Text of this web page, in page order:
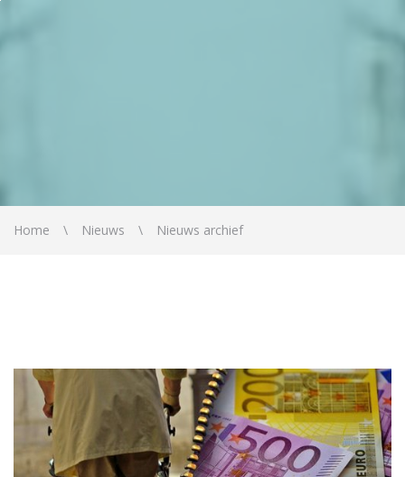
Home Nieuws Nieuws archief